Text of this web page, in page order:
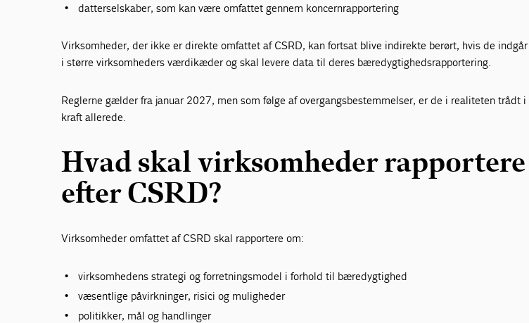
datterselskaber, som kan være omfattet gennem koncernrapportering
Virksomheder, der ikke er direkte omfattet af CSRD, kan fortsat blive indirekte berørt, hvis de indgår
i større virksomheders værdikæder og skal levere data til deres bæredygtighedsrapportering.
Reglerne gælder fra januar 2027, men som følge af overgangsbestemmelser, er de i realiteten trådt i
kraft allerede.
Hvad skal virksomheder rapportere
efter CSRD?
Virksomheder omfattet af CSRD skal rapportere om:
virksomhedens strategi og forretningsmodel i forhold til bæredygtighed
væsentlige påvirkninger, risici og muligheder
politikker, mål og handlinger